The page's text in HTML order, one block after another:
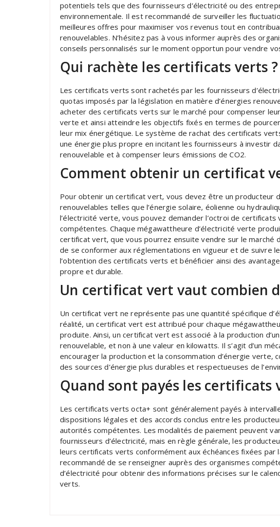
potentiels tels que des fournisseurs d’électricité ou des
environnementale. Il est recommandé de surveiller les
meilleures offres pour maximiser vos revenus tout en
renouvelables. N’hésitez pas à vous informer auprès des
conseils personnalisés sur le moment opportun pour vendre
Qui rachète les certificats verts ?
Les certificats verts sont rachetés par les fournisseurs
quotas imposés par la législation en matière d’énergies
acheter des certificats verts sur le marché pour compenser
verte et ainsi atteindre les objectifs fixés en termes de
leur mix énergétique. Le système de rachat des certificats
une énergie plus propre en incitant les fournisseurs à investir
renouvelable et à compenser leurs émissions de CO2.
Comment obtenir un certificat
Pour obtenir un certificat vert, vous devez être un producteur
renouvelables telles que l’énergie solaire, éolienne ou
l’électricité verte, vous pouvez demander l’octroi de
compétentes. Chaque mégawattheure d’électricité verte
certificat vert, que vous pourrez ensuite vendre sur le marché
de se conformer aux réglementations en vigueur et de suivre
l’obtention des certificats verts et bénéficier ainsi des
propre et durable.
Un certificat vert vaut combien
Un certificat vert ne représente pas une quantité spécifique
réalité, un certificat vert est attribué pour chaque
produite. Ainsi, un certificat vert est associé à la production
renouvelable, et non à une valeur en kilowatts. Il s’agit d’un
encourager la production et la consommation d’énergie verte,
des sources d’énergie plus durables et respectueuses de
Quand sont payés les certificats
Les certificats verts octa+ sont généralement payés à
dispositions légales et des accords conclus entre les
autorités compétentes. Les modalités de paiement peuvent
fournisseurs d’électricité, mais en règle générale, les
leurs certificats verts conformément aux échéances fixées par
recommandé de se renseigner auprès des organismes
d’électricité pour obtenir des informations précises sur le
verts.